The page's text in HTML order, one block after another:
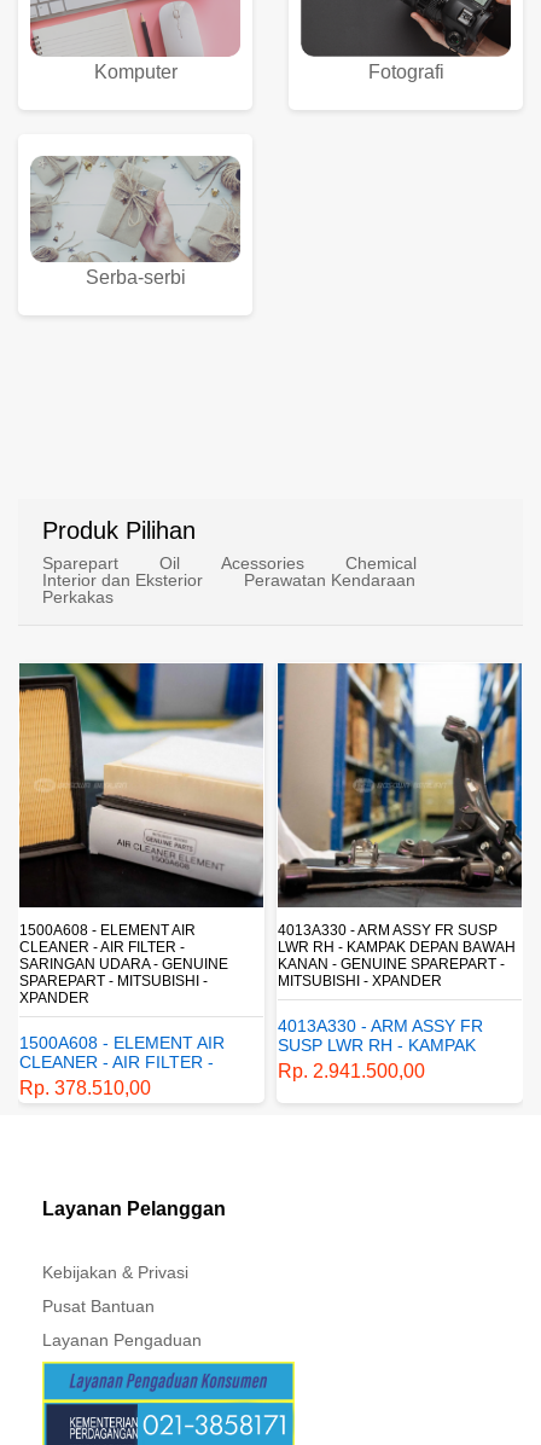
Komputer Fotografi
Serba-serbi
Produk Pilihan
Sparepart Oil Acessories
Chemical
Interior dan Eksterior
Perawatan Kendaraan
Perkakas
4013A330 - ARM ASSY FR SUSP
LWR RH - KAMPAK DEPAN BAWAH
KANAN - GENUINE SPAREPART -
MITSUBISHI - XPANDER
SUSP LWR RH - KAMPAK
DEPAN BAWAH KANAN -
GENUINE SPAREPART -
MITSUBISHI - XPANDER
Rp. 2.941.500,00
4162A413 - SHOCK ABSORBER RR
SUSP - SUSPENSI BELAKANG -
SHOCKBREAKER BELAKANG -
GENUINE SPAREPART -
MITSUBISHI - XPANDER
4162A413 - SHOCK
ABSORBER RR SUSP -
SUSPENSI BELAKANG -
SHOCKBREAKER BELAKANG
Rp. 1.198.800,00
Layanan Pelanggan
Kebijakan & Privasi
Pusat Bantuan
Layanan Pengaduan